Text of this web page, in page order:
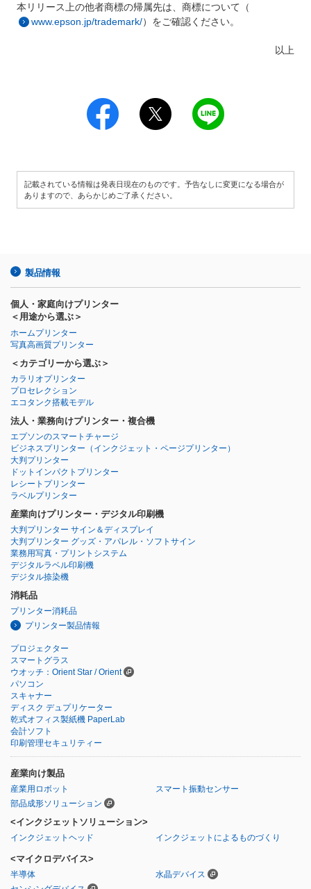
本リリース上の他者商標の帰属先は、商標について（
www.epson.jp/trademark/）をご確認ください。
以上
記載されている情報は発表日現在のものです。予告なしに変更になる場合が
ありますので、あらかじめご了承ください。
製品情報
個人・家庭向けプリンター
＜用途から選ぶ＞
ホームプリンター
写真高画質プリンター
＜カテゴリーから選ぶ＞
カラリオプリンター
プロセレクション
エコタンク搭載モデル
法人・業務向けプリンター・複合機
エプソンのスマートチャージ
ビジネスプリンター （インクジェット・ページプリンター）
大判プリンター
ドットインパクトプリンター
レシートプリンター
ラベルプリンター
産業向けプリンター・デジタル印刷機
大判プリンター サイン＆ディスプレイ
大判プリンター グッズ・アパレル・ソフトサイン
業務用写真・プリントシステム
デジタルラベル印刷機
デジタル捺染機
消耗品
プリンター消耗品
プリンター製品情報
プロジェクター
スマートグラス
ウオッチ：Orient Star / Orient
パソコン
スキャナー
ディスク デュプリケーター
乾式オフィス製紙機 PaperLab
会計ソフト
印刷管理セキュリティー
産業向け製品
産業用ロボット
スマート振動センサー
部品成形ソリューション
<インクジェットソリューション>
インクジェットヘッド インクジェットによるものづくり
<マイクロデバイス>
半導体
水晶デバイス